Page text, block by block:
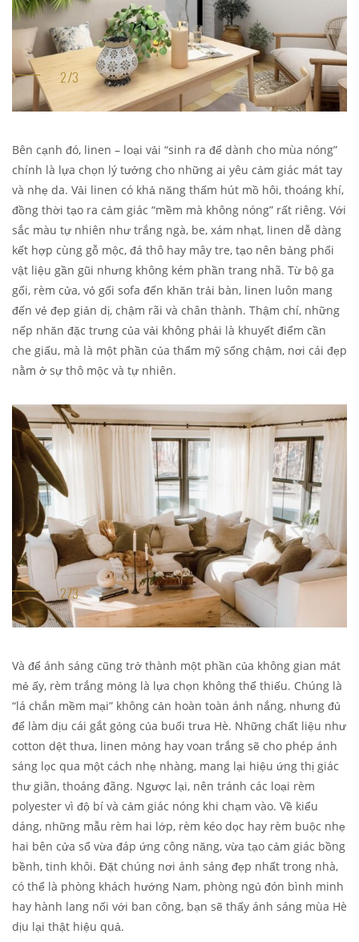
Bên cạnh đó, linen – loại vải “sinh ra để dành cho mùa nóng”
chính là lựa chọn lý tưởng cho những ai yêu cảm giác mát tay
và nhẹ da. Vải linen có khả năng thấm hút mồ hôi, thoáng khí,
đồng thời tạo ra cảm giác “mềm mà không nóng” rất riêng. Với
sắc màu tự nhiên như trắng ngà, be, xám nhạt, linen dễ dàng
kết hợp cùng gỗ mộc, đá thô hay mây tre, tạo nên bảng phối
vật liệu gần gũi nhưng không kém phần trang nhã. Từ bộ ga
gối, rèm cửa, vỏ gối sofa đến khăn trải bàn, linen luôn mang
đến vẻ đẹp giản dị, chậm rãi và chân thành. Thậm chí, những
nếp nhăn đặc trưng của vải không phải là khuyết điểm cần
che giấu, mà là một phần của thẩm mỹ sống chậm, nơi cái đẹp
nằm ở sự thô mộc và tự nhiên.
Và để ánh sáng cũng trở thành một phần của không gian mát
mẻ ấy, rèm trắng mỏng là lựa chọn không thể thiếu. Chúng là
“lá chắn mềm mại” không cản hoàn toàn ánh nắng, nhưng đủ
để làm dịu cái gắt gỏng của buổi trưa Hè. Những chất liệu như
cotton dệt thưa, linen mỏng hay voan trắng sẽ cho phép ánh
sáng lọc qua một cách nhẹ nhàng, mang lại hiệu ứng thị giác
thư giãn, thoáng đãng. Ngược lại, nên tránh các loại rèm
polyester vì độ bí và cảm giác nóng khi chạm vào. Về kiểu
dáng, những mẫu rèm hai lớp, rèm kéo dọc hay rèm buộc nhẹ
hai bên cửa sổ vừa đáp ứng công năng, vừa tạo cảm giác bồng
bềnh, tinh khôi. Đặt chúng nơi ánh sáng đẹp nhất trong nhà,
có thể là phòng khách hướng Nam, phòng ngủ đón bình minh
hay hành lang nối với ban công, bạn sẽ thấy ánh sáng mùa Hè
dịu lại thật hiệu quả.